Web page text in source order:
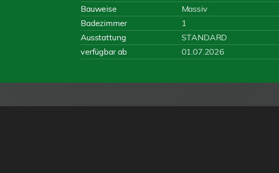
Bauweise
Massiv
Badezimmer
1
Ausstattung
STANDARD
verfügbar ab
01.07.2026